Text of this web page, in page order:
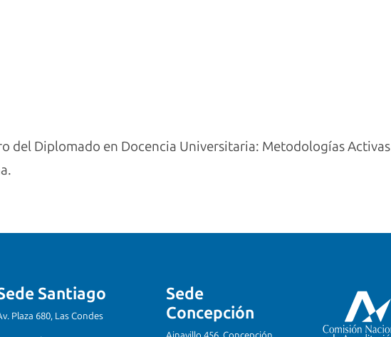
del Diplomado en Docencia Universitaria: Metodologías
Santiago
Plaza 680, Las Condes
Sede
Concepción